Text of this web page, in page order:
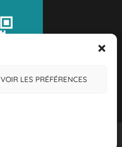
VOIR LES PRÉFÉRENCES